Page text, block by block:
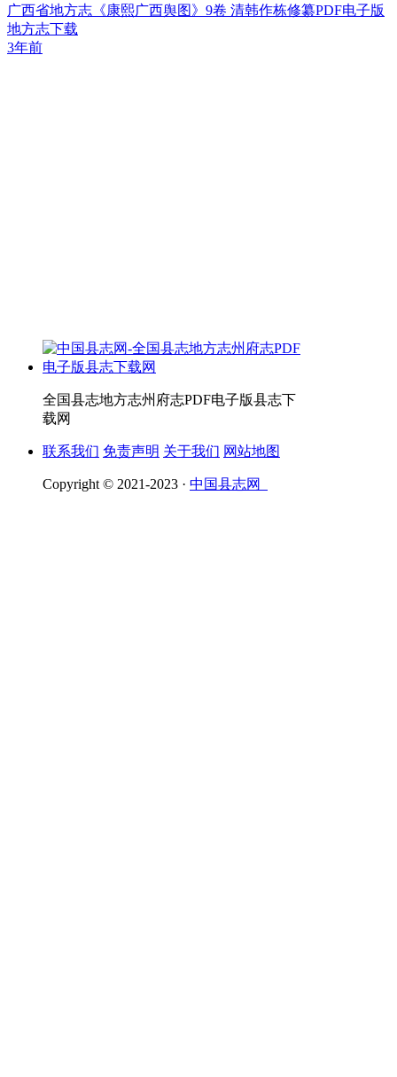
广西省地方志《康熙广西舆图》9卷 清韩作栋修纂PDF电子版
地方志下载
3年前
全国县志地方志州府志PDF电子版县志下
载网
联系我们 免责声明 关于我们 网站地图
Copyright © 2021-2023 · 中国县志网